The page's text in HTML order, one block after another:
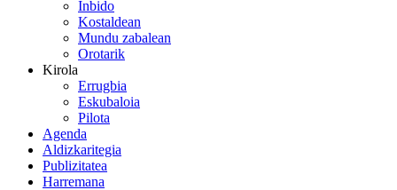
Inbido
Kostaldean
Mundu zabalean
Orotarik
Kirola
Errugbia
Eskubaloia
Pilota
Agenda
Aldizkaritegia
Publizitatea
Harremana